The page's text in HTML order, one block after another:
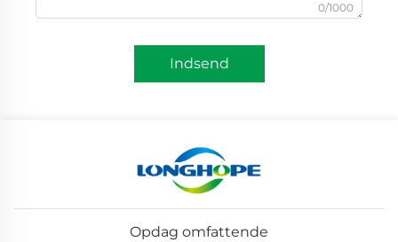
0/1000
Indsend
Opdag omfattende